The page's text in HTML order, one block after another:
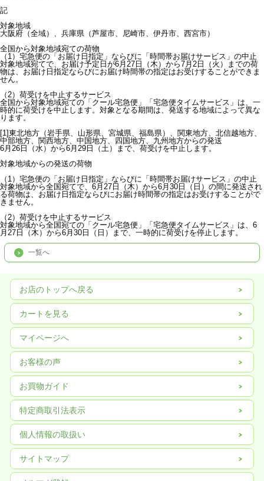
記
対象地域
大阪府（全域）、兵庫県（芦屋市、尼崎市、伊丹市、西宮市）
全国から対象地域宛ての荷物
（1）宅急便の「お届け日指定」ならびに「時間帯お届けサービス」の中止
対象地域宛てで、お届け予定日が6月27日（木）から7月2日（火）までの荷
物は、お届け日指定ならびにお届け時間帯の指定はお受けすることができま
せん。
（2）荷受けを中止するサービス
全国から対象地域宛ての「クール宅急便」「宅急便タイムサービス」は、一
時的に荷受けを中止します。対象となる期間は、発送する地域によって異な
ります。
[1]東北地方（岩手県、山形県、宮城県、福島県）、関東地方、北信越地方、
中部地方、関西地方、中国地方、四国地方、九州地方からの発送
6月26日（水）から6月29日（土）まで、荷受けを中止します。
対象地域からの発送の荷物
（1）宅急便の「お届け日指定」ならびに「時間帯お届けサービス」の中止
対象地域から全国宛てで、6月27日（木）から6月30日（日）の間に発送され
る荷物は、お届け日指定ならびにお届け時間帯の指定はお受けすることがで
きません。
（2）荷受けを中止するサービス
対象地域から全国宛ての「クール宅急便」「宅急便タイムサービス」は、6
月27日（木）から6月30日（日）まで、一時的に荷受けを停止します。
一覧へ
お店のトップへ戻る
カートを見る
マイページへ
お客様の声
お買物ガイド
特定商取引法表示
個人情報の取扱い
サイトマップ